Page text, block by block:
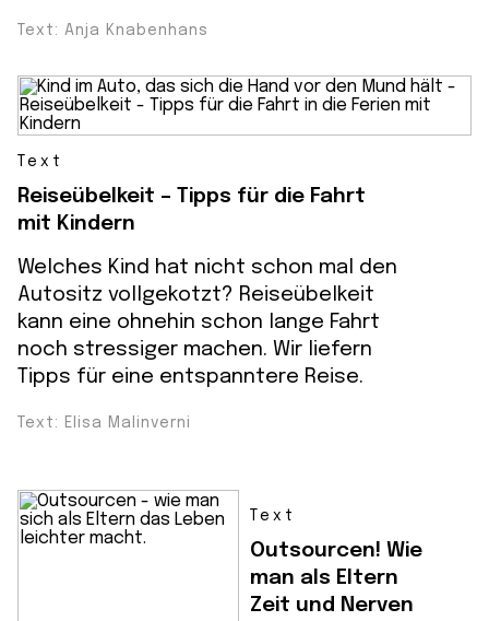
Text: Anja Knabenhans
Text
Reiseübelkeit – Tipps für die Fahrt
mit Kindern
Welches Kind hat nicht schon mal den
Autositz vollgekotzt? Reiseübelkeit
kann eine ohnehin schon lange Fahrt
noch stressiger machen. Wir liefern
Tipps für eine entspanntere Reise.
Text: Elisa Malinverni
Text
Outsourcen! Wie
man als Eltern
Zeit und Nerven